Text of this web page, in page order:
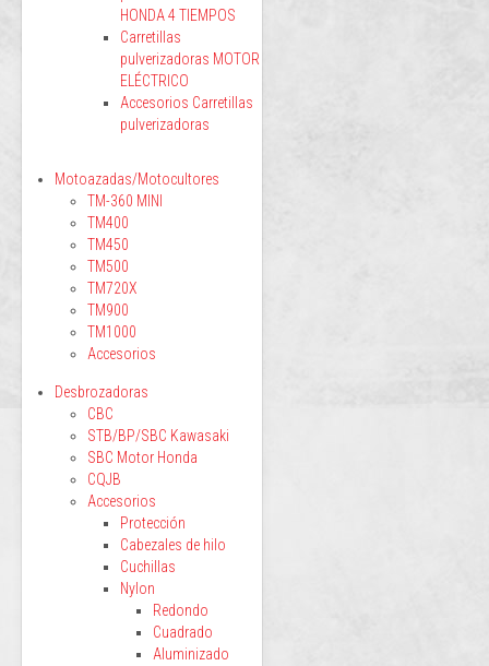
HONDA 4 TIEMPOS
Carretillas
pulverizadoras MOTOR
ELÉCTRICO
Accesorios Carretillas
pulverizadoras
Motoazadas/Motocultores
TM-360 MINI
TM400
TM450
TM500
TM720X
TM900
TM1000
Accesorios
Desbrozadoras
CBC
STB/BP/SBC Kawasaki
SBC Motor Honda
CQJB
Accesorios
Protección
Cabezales de hilo
Cuchillas
Nylon
Redondo
Cuadrado
Aluminizado